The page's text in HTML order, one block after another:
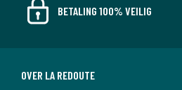
BETALING 100% VEILIG
OVER LA REDOUTE